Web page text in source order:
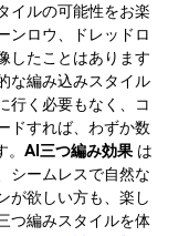
イルの可能性をお楽
ンロウ、ドレッドロ
したことはあります
な編み込みスタイル
行く必要もなく、コ
ドすれば、わずか数
AI三つ編み効果は
シームレスで自然な
が欲しい方も、楽し
つ編みスタイルを体